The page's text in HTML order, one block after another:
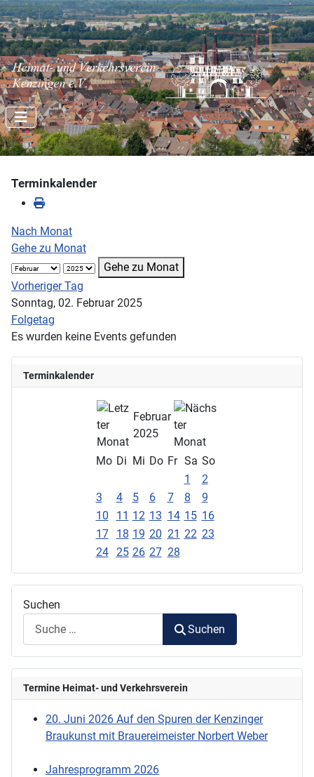
Terminkalender
Februar
2025
Mo Di Mi Do Fr Sa So
1
2
3
4 5 6 7 8
9
10
11 12 13 14 15 16
17
18 19 20 21 22 23
24
25 26 27 28
Suchen
Suchen
Termine Heimat- und Verkehrsverein
20. Juni 2026 Auf den Spuren der Kenzinger
Braukunst mit Brauereimeister Norbert Weber
Jahresprogramm 2026
Terminkalender
Nach Monat
Gehe zu Monat
Gehe zu Monat
Vorheriger Tag
Sonntag, 02. Februar 2025
Folgetag
Es wurden keine Events gefunden